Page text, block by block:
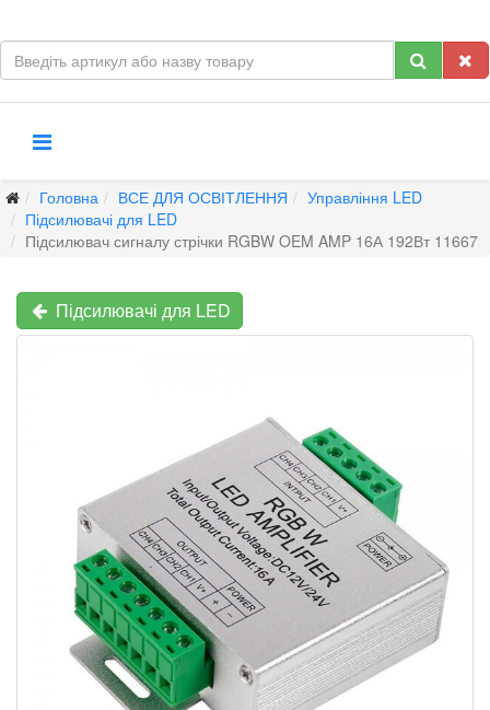
Головна ВСЕ ДЛЯ ОСВІТЛЕННЯ
Управління LED
Підсилювачі для LED
Підсилювач сигналу стрічки RGBW OEM AMP 16А 192Вт 11667
Підсилювачі для LED